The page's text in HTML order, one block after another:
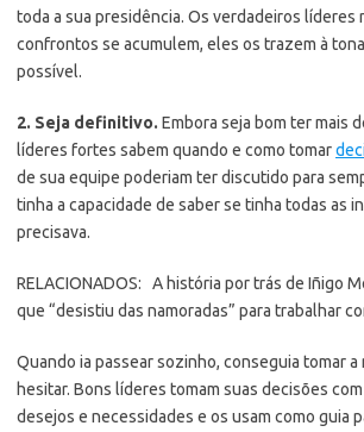
toda a sua presidência. Os verdadeiros líderes
confrontos se acumulem, eles os trazem à
possível.
2. Seja definitivo. Embora seja bom ter mais
líderes fortes sabem quando e como tomar
de sua equipe poderiam ter discutido para
tinha a capacidade de saber se tinha todas as
precisava.
RELACIONADOS:
A história por trás de Iñigo
que “desistiu das namoradas” para trabalhar
Quando ia passear sozinho, conseguia tomar
hesitar. Bons líderes tomam suas decisões
desejos e necessidades e os usam como guia